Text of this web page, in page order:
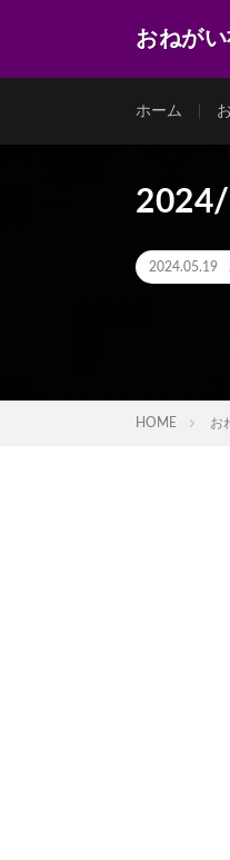
おねが
ホーム
2024.05.19
HOME お